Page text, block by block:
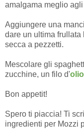
amalgama meglio
Aggiungere una
dare un ultima frullata
secca a pezzetti.
Mescolare gli
zucchine, un filo d'olio
Bon appetit!
Spero ti piaccia! Ti
ingredienti per Mozzi